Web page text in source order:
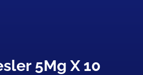
5Mg X 10